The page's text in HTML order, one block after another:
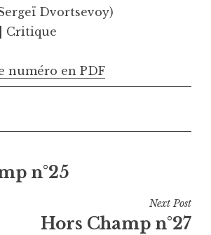
Dvortsevoy)
| Critique
numéro en PDF
n°25
Next Post
Hors Champ n°27